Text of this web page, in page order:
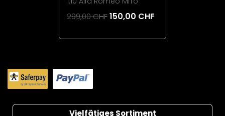
299,00 CHF150,00 CHF
Vielfätiges Sortiment